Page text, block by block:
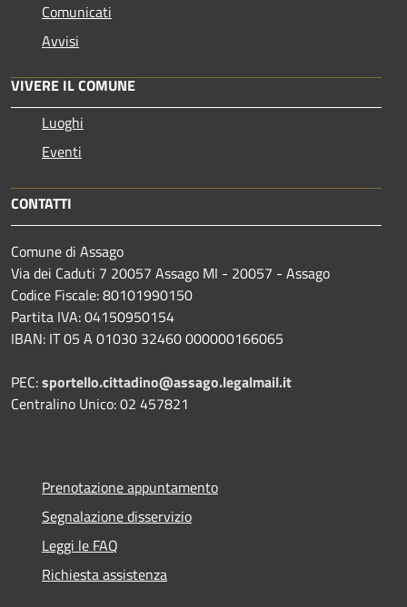
Comunicati
Avvisi
VIVERE IL COMUNE
Luoghi
Eventi
CONTATTI
Comune di Assago
Via dei Caduti 7 20057 Assago MI - 20057 - Assago
Codice Fiscale: 80101990150
Partita IVA: 04150950154
IBAN: IT 05 A 01030 32460 000000166065
PEC:sportello.cittadino@assago.legalmail.it
Centralino Unico: 02 457821
Prenotazione appuntamento
Segnalazione disservizio
Leggi le FAQ
Richiesta assistenza